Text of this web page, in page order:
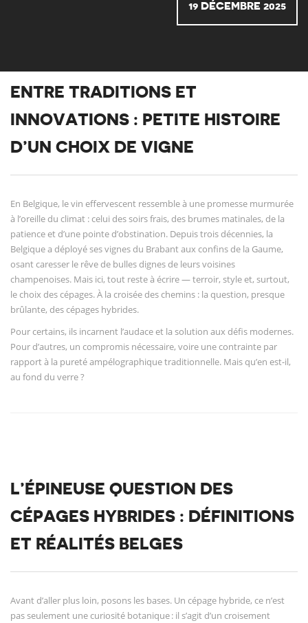
19 DÉCEMBRE 2025
ENTRE TRADITIONS ET
INNOVATIONS : PETITE HISTOIRE
D’UN CHOIX DE VIGNE
En Belgique, le vin effervescent ressemble à une promesse murmurée
à l’oreille du climat : celui des soirs frais, des brumes matinales, de la
patience et d’une pointe d’obstination. Depuis trois décennies, la
Belgique a déployé ses vignes du Brabant aux confins de la Gaume,
osant caresser le rêve de bulles dignes de leurs voisines
champenoises. Mais ici, tout reste à écrire — terroir, style et, surtout,
le choix des cépages. À la croisée des chemins : la question, presque
brûlante, des cépages hybrides.
Pour certains, ils incarnent l’audace et la solution aux défis modernes.
Pour d’autres, un compromis nécessaire, voire une contrainte par
rapport à la pureté ampélographique traditionnelle. Mais qu’en est-il,
au fond du verre ?
L’ÉPINEUSE QUESTION DES
CÉPAGES HYBRIDES : DÉFINITIONS
ET RÉALITÉS BELGES
Avant d’aller plus loin, posons les bases. Un cépage hybride, ce n’est
pas seulement une curiosité botanique : il s’agit d’un croisement